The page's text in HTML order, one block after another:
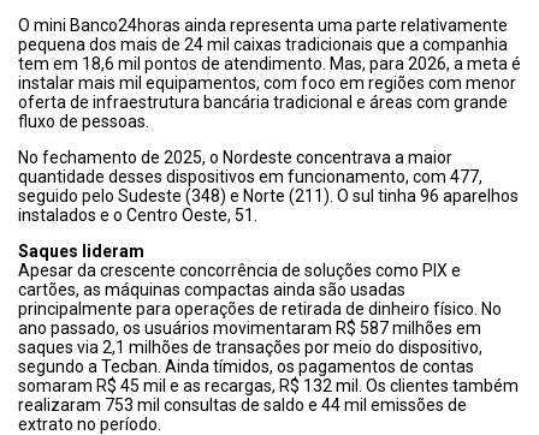
O mini Banco24horas ainda representa uma parte relativamente
pequena dos mais de 24 mil caixas tradicionais que a companhia
tem em 18,6 mil pontos de atendimento. Mas, para 2026, a meta é
instalar mais mil equipamentos, com foco em regiões com menor
oferta de infraestrutura bancária tradicional e áreas com grande
fluxo de pessoas.
No fechamento de 2025, o Nordeste concentrava a maior
quantidade desses dispositivos em funcionamento, com 477,
seguido pelo Sudeste (348) e Norte (211). O sul tinha 96 aparelhos
instalados e o Centro Oeste, 51.
Saques lideram
Apesar da crescente concorrência de soluções como PIX e
cartões, as máquinas compactas ainda são usadas
principalmente para operações de retirada de dinheiro físico. No
ano passado, os usuários movimentaram R$ 587 milhões em
saques via 2,1 milhões de transações por meio do dispositivo,
segundo a Tecban. Ainda tímidos, os pagamentos de contas
somaram R$ 45 mil e as recargas, R$ 132 mil. Os clientes também
realizaram 753 mil consultas de saldo e 44 mil emissões de
extrato no período.